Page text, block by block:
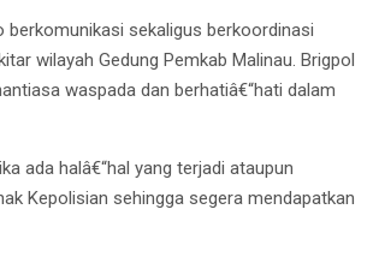
berkomunikasi sekaligus berkoordinasi
wilayah Gedung Pemkab Malinau. Brigpol
waspada dan berhatiâ€“hati dalam
ada halâ€“hal yang terjadi ataupun
Kepolisian sehingga segera mendapatkan